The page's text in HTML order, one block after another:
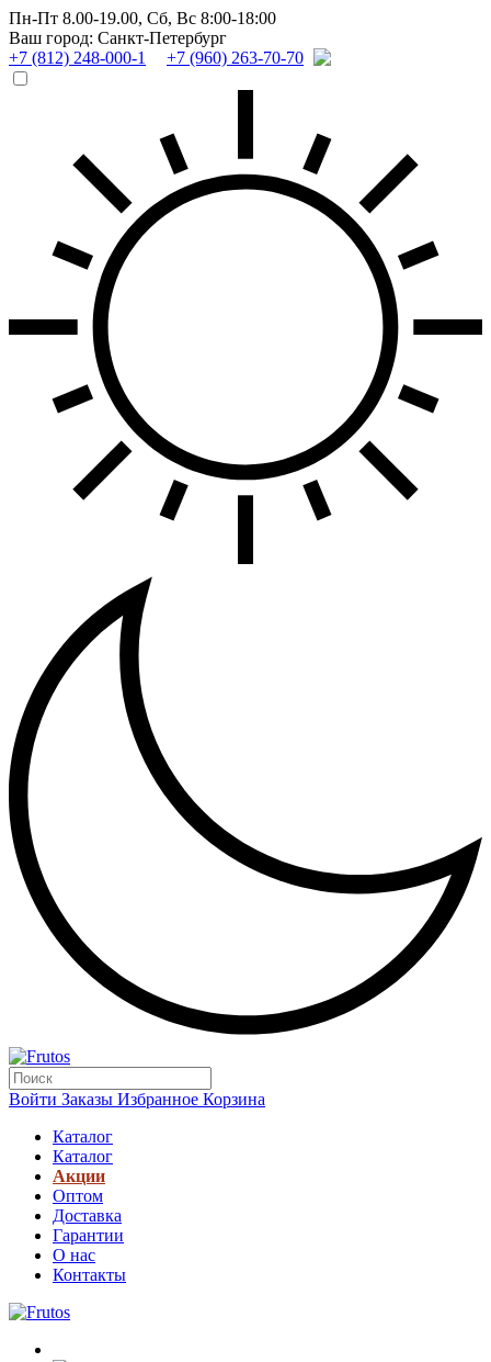
Пн-Пт 8.00-19.00, Сб, Вс 8:00-18:00
Ваш город: Санкт-Петербург
+7 (812) 248-000-1
+7 (960) 263-70-70
Войти Заказы Избранное Корзина
Каталог
Каталог
Акции
Оптом
Доставка
Гарантии
О нас
Контакты